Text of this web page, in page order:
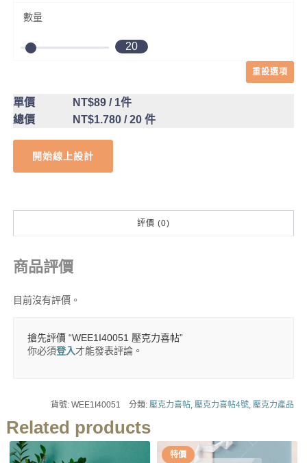
數量
20
重設選項
單價 NT$89/ 1件
總價
NT$1.780/ 20 件
開始線上設計
評價 (0)
商品評價
目前沒有評價。
搶先評價 “WEE1I40051 壓克力喜帖”
你必須登入才能發表評論。
貨號:WEE1I40051 分類:壓克力喜帖 ,壓克力喜帖4號 ,壓克力產品
Related products
特價